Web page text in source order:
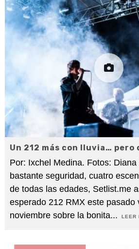
Un 212 más con lluvia…
Por: Ixchel Medina. Fotos: Diana
bastante seguridad, cuatro
de todas las edades, Setlist.me
esperado 212 RMX este pasado
noviembre sobre la bonita... LEER